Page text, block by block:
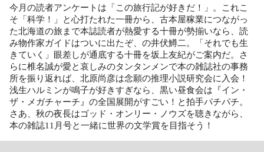
今月の読者アンケートは「この旅行記が好きだ！」。これこ
そ「科学！」と心打たれた一冊から、古本屋稼業につながっ
た北海道の旅まで本誌読者が熱愛する十冊が勢揃いなら、読
み物作家ガイドはついに出たぞ、の井伏鱒二。「それでも生
きていく」眼差しが通底する十冊を坂上友紀がご案内だ。さ
らに椎名誠が愛と哀しみのタンタンメンで本の雑誌社の事務
所を振り返れば、北原尚彦は念願の推理小説研究会に入会！
浅生ハルミンが鳴子が好きすぎなら、黒い昼食会は『イン・
ザ・メガチャーチ』の全国展開がすごい！と拍手パチパチ。
さあ、秋の夜長はゴッド・オンリー・ノウズを聴きながら、
本の雑誌11月号と一緒に世界の文学賞を目指そう！